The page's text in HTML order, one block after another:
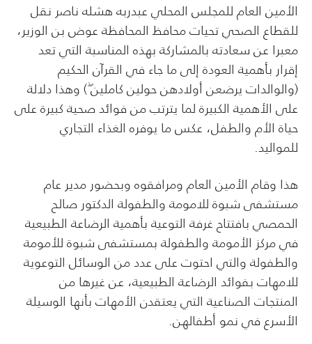
الأمين العام للمجلس المحلي عبدربه هشله ناصر نقل
للقطاع الصحي تحيات محافظ المحافظة عوض بن الوزير،
معبرا عن سعادته بالمشاركة بهذه المناسبة التي تعد
إقرار بأهمية العودة إلى ما جاء في القرآن الحكيم
(والوالدات يرضعن أولادهن حولين كاملين ۖ) وهذا دلالة
على الأهمية الكبيرة لما يترتب من فوائد صحية كبيرة على
حياة الأم والطفل، عكس ما يوفره الغذاء التجاري
للمواليد.
هذا وقام الأمين العام ومرافقوه وبحضور مدير عام
مستشفى شبوة للامومة والطفولة الدكتور صالح
الحمصي بافتتاح غرفة التوعية بأهمية الرضاعة الطبيعية
في مركز الأمومة والطفولة بمستشفى شبوة للأمومة
والطفولة والتي احتوت على عدد من الوسائل التوعوية
للامهات بفوائد الرضاعة الطبيعية، عن غيرها من
المنتجات الصناعية التي يعتقدن الأمهات بأنها الوسيلة
الأسرع في نمو أطفالهن.